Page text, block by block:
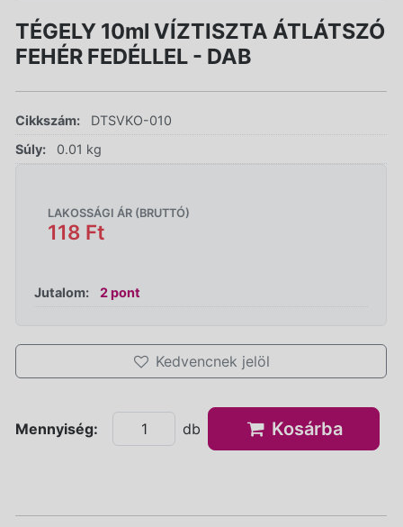
TÉGELY 10ml VÍZTISZTA ÁTLÁTSZÓ
FEHÉR FEDÉLLEL - DAB
Cikkszám:
DTSVKO-010
Súly:
0.01 kg
LAKOSSÁGI ÁR (BRUTTÓ)
118 Ft
Jutalom: 2 pont
Kedvencnek jelöl
Mennyiség: db Kosárba